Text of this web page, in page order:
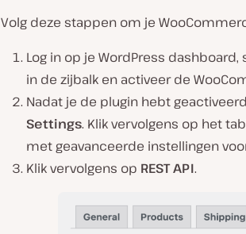
Volg deze stappen om je
Log in op je WordPress
in de zijbalk en activeer de
Nadat je de plugin hebt
Settings. Klik vervolgens op het
met geavanceerde instellingen
Klik vervolgens op REST API.